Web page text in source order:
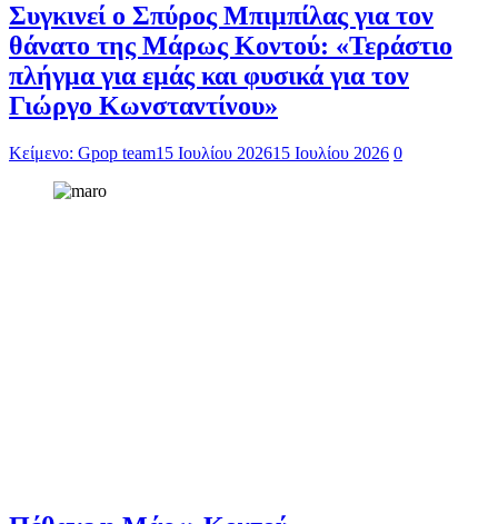
Συγκινεί ο Σπύρος Μπιμπίλας για τον
θάνατο της Μάρως Κοντού: «Τεράστιο
πλήγμα για εμάς και φυσικά για τον
Γιώργο Κωνσταντίνου»
Κείμενο: Gpop team15 Ιουλίου 202615 Ιουλίου 2026 0